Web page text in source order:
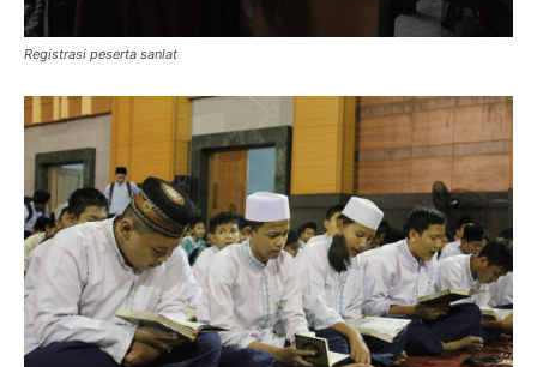
Registrasi peserta sanlat